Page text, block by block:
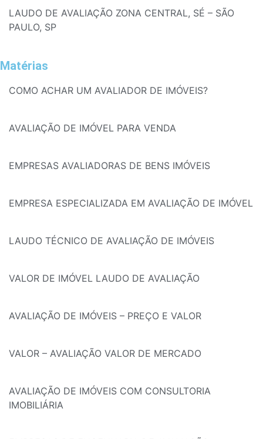
LAUDO DE AVALIAÇÃO ZONA CENTRAL, SÉ – SÃO
PAULO, SP
Matérias
COMO ACHAR UM AVALIADOR DE IMÓVEIS?
AVALIAÇÃO DE IMÓVEL PARA VENDA
EMPRESAS AVALIADORAS DE BENS IMÓVEIS
EMPRESA ESPECIALIZADA EM AVALIAÇÃO DE IMÓVEL
LAUDO TÉCNICO DE AVALIAÇÃO DE IMÓVEIS
VALOR DE IMÓVEL LAUDO DE AVALIAÇÃO
AVALIAÇÃO DE IMÓVEIS – PREÇO E VALOR
VALOR – AVALIAÇÃO VALOR DE MERCADO
AVALIAÇÃO DE IMÓVEIS COM CONSULTORIA
IMOBILIÁRIA